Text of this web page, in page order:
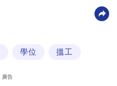
學位 搵工
廣告